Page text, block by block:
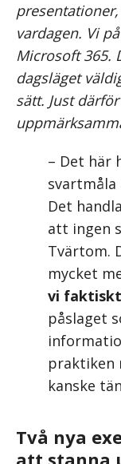
vardagen. Vi
Microsoft 365.
dagsläget
sätt. Just
– Det här
Det
att ingen
Tvärtom.
mycket
vi
påslaget
praktiken
kanske
Två nya